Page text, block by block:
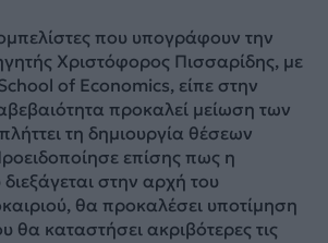
που υπογράφουν την
Χριστόφορος Πισσαρίδης, με
of Economics, είπε στην
προκαλεί μείωση των
τη δημιουργία θέσεων
επίσης πως η
στην αρχή του
θα προκαλέσει υποτίμηση
θα καταστήσει ακριβότερες τις